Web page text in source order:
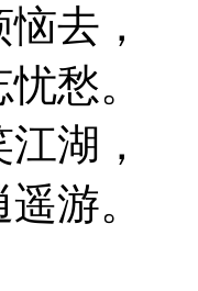
去，
愁。
湖，
游。